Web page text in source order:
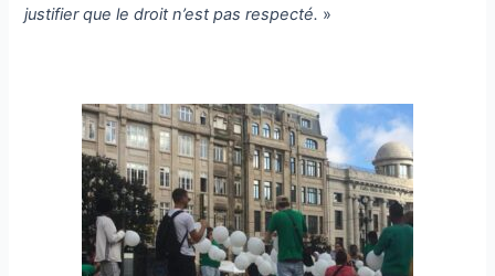
justifier que le droit n’est pas respecté. »